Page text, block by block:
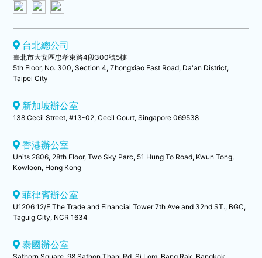
台北總公司
臺北市大安區忠孝東路4段300號5樓
5th Floor, No. 300, Section 4, Zhongxiao East Road, Da'an District,
Taipei City
新加坡辦公室
138 Cecil Street, #13-02, Cecil Court, Singapore 069538
香港辦公室
Units 2806, 28th Floor, Two Sky Parc, 51 Hung To Road, Kwun Tong,
Kowloon, Hong Kong
菲律賓辦公室
U1206 12/F The Trade and Financial Tower 7th Ave and 32nd ST., BGC,
Taguig City, NCR 1634
泰國辦公室